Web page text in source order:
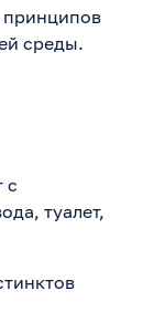
принципов
среды.
с
туалет,